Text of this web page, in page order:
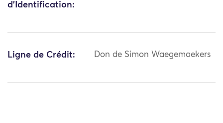
d'Identification:
Ligne de Crédit: Don de Simon Waegemaekers